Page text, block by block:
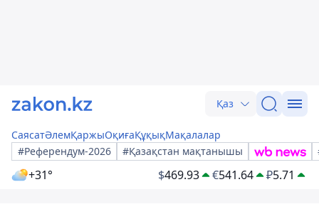
Қаз
СаясатӘлемҚаржыОқиғаҚұқықМақалалар
#Референдум-2026
#Қазақстан мақтанышы
+31° $469.93 €541.64 ₽5.71